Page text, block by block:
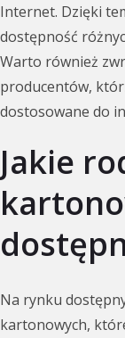
Internet. Dzięki
dostępność
Warto również
producentów,
dostosowane do
Jakie
Na rynku
kartonowych,